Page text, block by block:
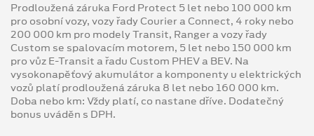
Prodloužená záruka Ford Protect 5 let nebo 100 000 km
pro osobní vozy, vozy řady Courier a Connect, 4 roky nebo
200 000 km pro modely Transit, Ranger a vozy řady
Custom se spalovacím motorem, 5 let nebo 150 000 km
pro vůz E-Transit a řadu Custom PHEV a BEV. Na
vysokonapěťový akumulátor a komponenty u elektrických
vozů platí prodloužená záruka 8 let nebo 160 000 km.
Doba nebo km: Vždy platí, co nastane dříve. Dodatečný
bonus uváděn s DPH.